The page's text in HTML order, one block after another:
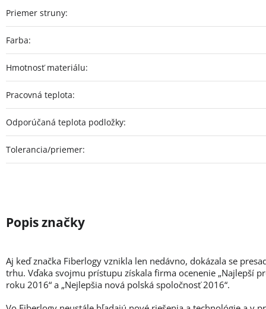
Priemer struny:
Farba:
Hmotnosť materiálu:
Pracovná teplota:
Odporúčaná teplota podložky:
Tolerancia/priemer:
Aj keď značka Fiberlogy vznikla len nedávno, dokázala se
trhu. Vďaka svojmu prístupu získala firma ocenenie „Najlepší
roku 2016“ a „Nejlepšia nová polská spoločnosť 2016“.